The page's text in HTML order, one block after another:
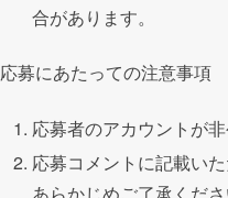
合があります。
応募にあたっての注意事項
応募者のアカウントが
応募コメントに記載い
あらかじめご了承くださ